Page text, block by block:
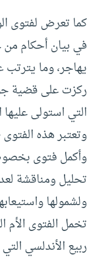
كما تعرض لفتوى
في بيان أحكام
يهاجر، وما يترتب
ركزت على قضية
التي استولى
وتعتبر هذه
وأكمل فتوى
تحليل ومناقشة
ولشمولها
تخمل الفتوى الأم
ربيع الأندلسي